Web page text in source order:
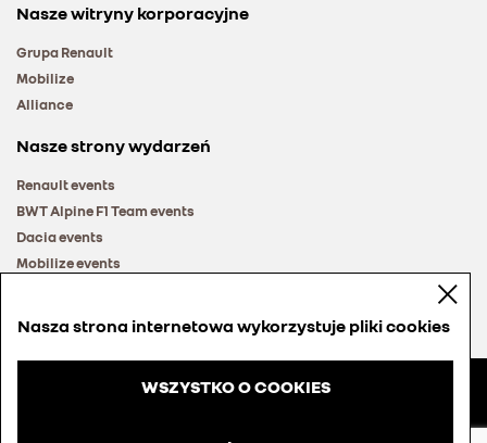
Nasze witryny korporacyjne
Grupa Renault
Mobilize
Alliance
Nasze strony wydarzeń
Renault events
BWT Alpine F1 Team events
Dacia events
Mobilize events
© Groupe Renault 2026
Nasza strona internetowa wykorzystuje pliki cookies
WSZYSTKO O COOKIES